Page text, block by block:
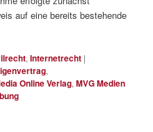
auf eine bereits bestehende
,Internetrecht |
,
Online Verlag,MVG Medien